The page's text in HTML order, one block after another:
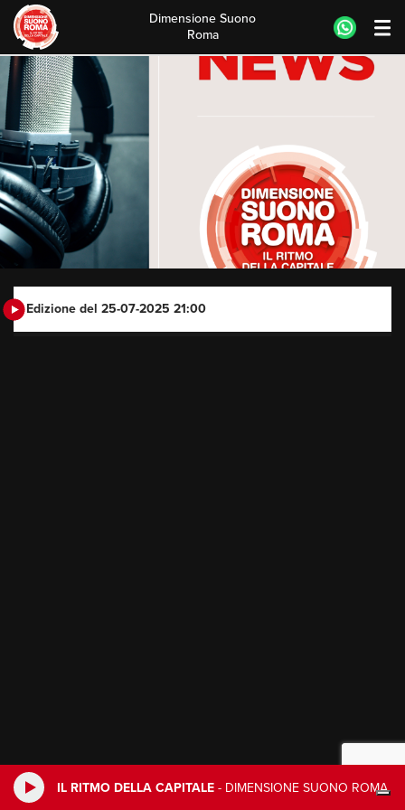
IL RITMO DELLA CAPITALE - DIMENSIONE SUONO ROMA
Skip
to
content
Dimensione Suono
Roma
Edizione del 25-07-2025 21:00